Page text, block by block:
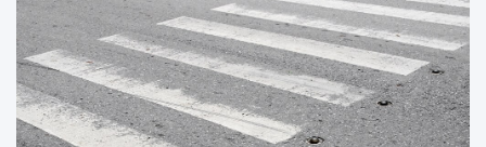
I
E
G
O
N
R
1